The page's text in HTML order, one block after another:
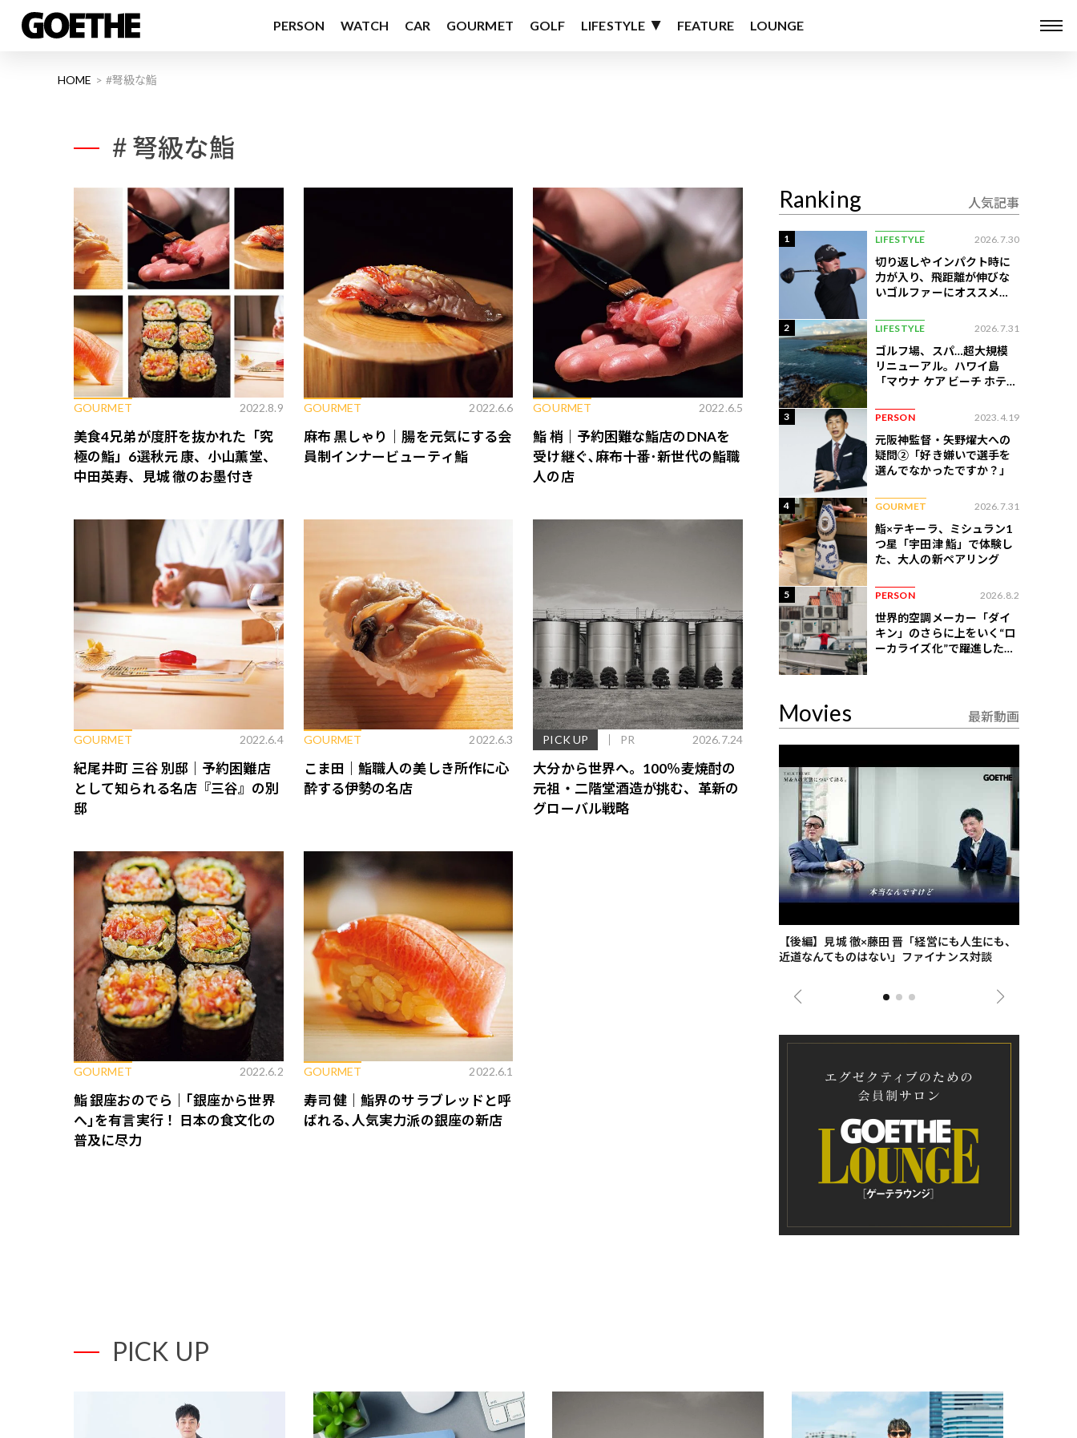
PERSON WATCH CAR GOURMET GOLF LIFESTYLE FEATURE LOUNGE
HOME #弩級な鮨
# 弩級な鮨
GOURMET 2022.8.9
美食4兄弟が度肝を抜かれた「究
極の鮨」6選――秋元 康、小山薫堂、
中田英寿、見城 徹のお墨付き
GOURMET 2022.6.6
麻布 黒しゃり｜腸を元気にする会
員制インナービューティ鮨
GOURMET 2022.6.5
鮨 梢｜予約困難な鮨店のDNAを
受け継ぐ､麻布十番･新世代の鮨職
人の店
GOURMET 2022.6.4
紀尾井町 三谷 別邸｜予約困難店
として知られる名店『三谷』の別
邸
GOURMET 2022.6.3
こま田｜鮨職人の美しき所作に心
酔する伊勢の名店
PICK UP PR 2026.7.24
大分から世界へ。100％麦焼酎の
元祖・二階堂酒造が挑む、革新の
グローバル戦略
GOURMET 2022.6.2
鮨 銀座おのでら｜｢銀座から世界
へ｣を有言実行！ 日本の食文化の
普及に尽力
GOURMET 2022.6.1
寿司 健｜鮨界のサラブレッドと呼
ばれる､人気実力派の銀座の新店
Ranking 人気記事
1 LIFESTYLE 2026.7.30
切り返しやインパクト時に
力が入り、飛距離が伸びな
いゴルファーにオススメの
2 LIFESTYLE 2026.7.31
ゴルフ場、スパ…超大規模
リニューアル。ハワイ島
「マウナ ケア ビーチ ホテ
3 PERSON 2023.4.19
元阪神監督・矢野燿大への
疑問②「好き嫌いで選手を
選んでなかったですか？」
4 GOURMET 2026.7.31
鮨×テキーラ、ミシュラン1
つ星「宇田津 鮨」で体験し
た、大人の新ペアリング
5 PERSON 2026.8.2
世界的空調メーカー「ダイ
キン」のさらに上をいく“ロ
ーカライズ化”で躍進したイ
Movies 最新動画
【後編】見城 徹×藤田 晋「経営にも人生にも、
近道なんてものはない」ファイナンス対談
PICK UP